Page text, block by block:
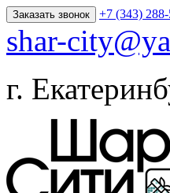
Заказать звонок +7 (343)
shar-
г.